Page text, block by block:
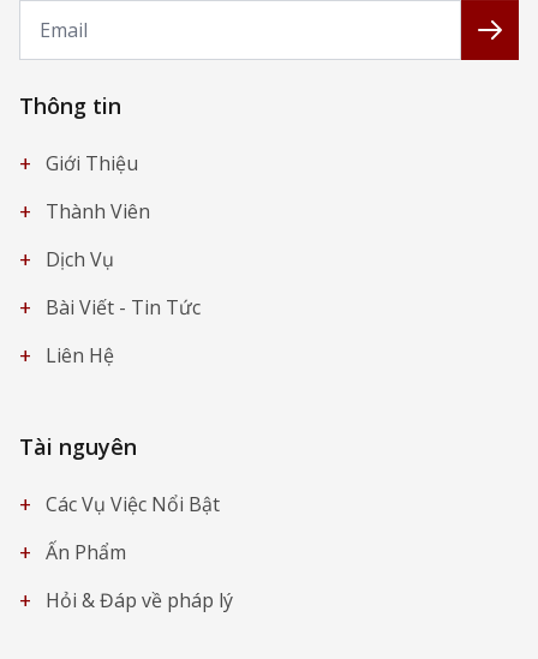
Thông tin
+ Giới Thiệu
+ Thành Viên
+ Dịch Vụ
+ Bài Viết - Tin Tức
+ Liên Hệ
Tài nguyên
+ Các Vụ Việc Nổi Bật
+ Ấn Phẩm
+ Hỏi & Đáp về pháp lý